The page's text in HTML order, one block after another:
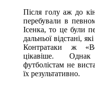
Після голу аж до
перебували в
Ісенка, то це були
дальньої відстані,
Контратаки ж
цікавіше.
футболістам не
їх результативно.